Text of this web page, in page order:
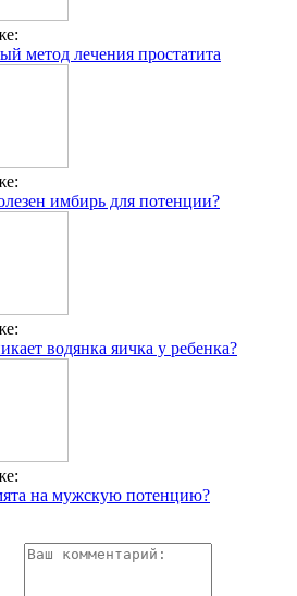
метод лечения простатита
имбирь для потенции?
водянка яичка у ребенка?
на мужскую потенцию?